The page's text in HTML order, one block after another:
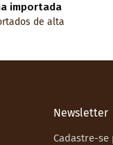
importada
de alta
Newsletter
Cadastre-